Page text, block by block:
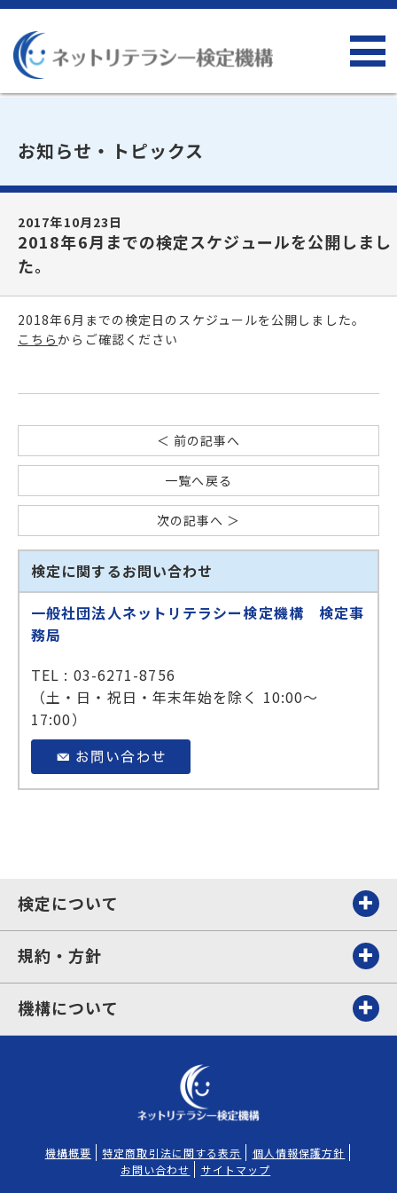
お知らせ・トピックス
2017年10月23日
2018年6月までの検定スケジュールを公開しまし
た。
2018年6月までの検定日のスケジュールを公開しました。
こちらからご確認ください
＜ 前の記事へ
一覧へ戻る
次の記事へ ＞
検定に関するお問い合わせ
一般社団法人ネットリテラシー検定機構 検定事
務局
TEL : 03-6271-8756
（土・日・祝日・年末年始を除く 10:00～
17:00）
検定について
規約・方針
機構について
機構概要 特定商取引法に関する表示
個人情報保護方針
お問い合わせ
サイトマップ